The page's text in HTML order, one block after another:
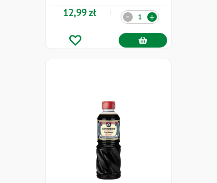
12,99 zł Ilość +
-